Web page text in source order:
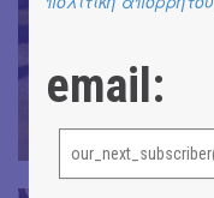
email: